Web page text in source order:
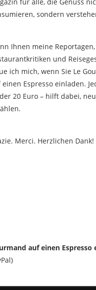
für alle, die Genuss
sondern
Ihnen meine Reportagen,
und
ich mich, wenn Sie Le
einen Espresso einladen.
20 Euro – hilft dabei,
Merci. Herzlichen Dank!
auf einen Espresso